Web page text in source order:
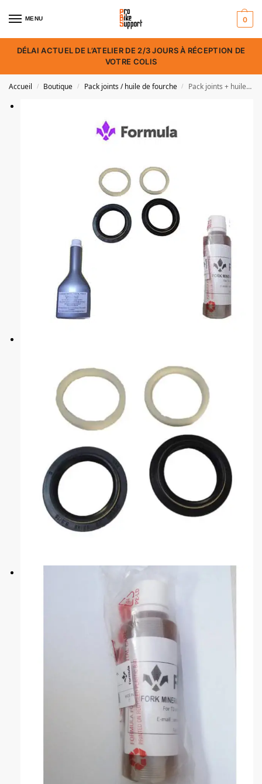
MENU 0
DÉLAI ACTUEL DE L’ATELIER DE 2/3 JOURS À RÉCEPTION DE
VOTRE COLIS
Accueil / Boutique / Pack joints / huile de fourche / Pack joints + huile Formula 33